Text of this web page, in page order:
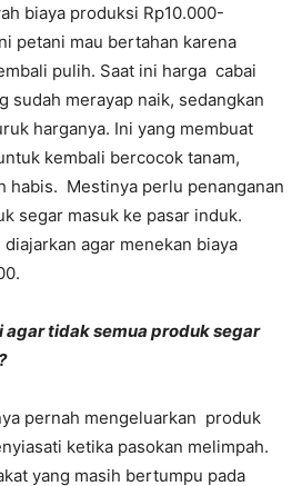
biaya produksi Rp10.000-
petani mau bertahan karena
pulih. Saat ini harga cabai
sudah merayap naik, sedangkan
harganya. Ini yang membuat
kembali bercocok tanam,
habis. Mestinya perlu penanganan
segar masuk ke pasar induk.
agar menekan biaya
agar tidak semua produk segar
pernah mengeluarkan produk
ketika pasokan melimpah.
yang masih bertumpu pada